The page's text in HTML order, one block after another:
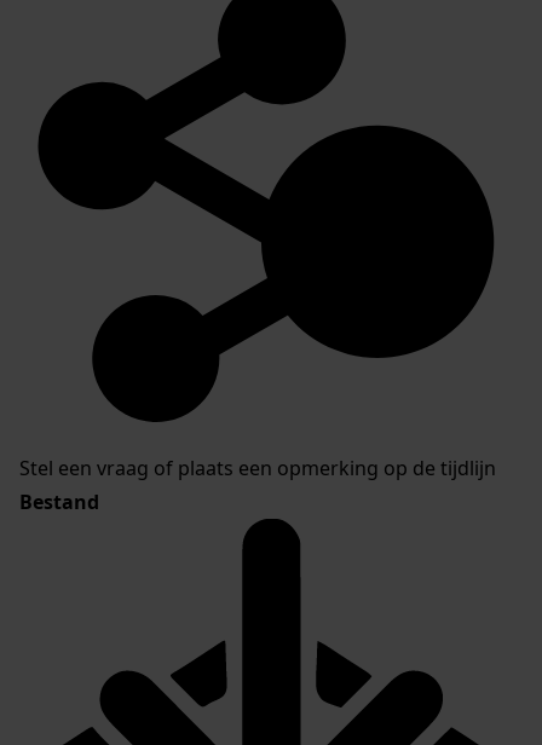
Stel een vraag of plaats een opmerking op de tijdlijn
Bestand